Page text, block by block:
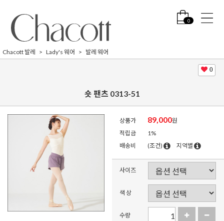
0
Chacott 발레 Lady's 웨어 발레 웨어
0
숏 팬츠 0313-51
상품가 89,000원
적립금
1%
배송비
(조건) 지역별
사이즈
색 상
수량